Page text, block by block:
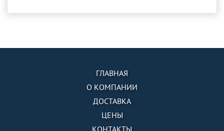
ГЛАВНАЯ
О КОМПАНИИ
ДОСТАВКА
ЦЕНЫ
КОНТАКТЫ